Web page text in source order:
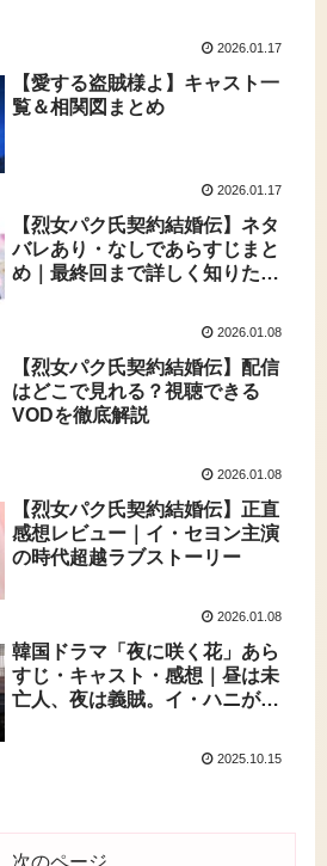
2026.01.17
【愛する盗賊様よ】キャスト一
覧＆相関図まとめ
2026.01.17
【烈女パク氏契約結婚伝】ネタ
バレあり・なしであらすじまと
め｜最終回まで詳しく知りたい
2026.01.08
【烈女パク氏契約結婚伝】配信
はどこで見れる？視聴できる
VODを徹底解説
2026.01.08
【烈女パク氏契約結婚伝】正直
感想レビュー｜イ・セヨン主演
の時代超越ラブストーリー
2026.01.08
韓国ドラマ「夜に咲く花」あら
すじ・キャスト・感想｜昼は未
亡人、夜は義賊。イ・ハニが魅
2025.10.15
次のページ